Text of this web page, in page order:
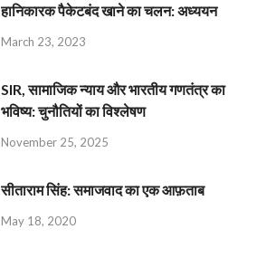
हानिकारक पैकेटबंद खाने का चलन: अध्ययन
March 23, 2023
SIR, सामाजिक न्याय और भारतीय गणतंत्र का
भविष्य: चुनौतियों का विश्लेषण
November 25, 2025
सीताराम सिंह: समाजवाद का एक आफ़ताब
May 18, 2020